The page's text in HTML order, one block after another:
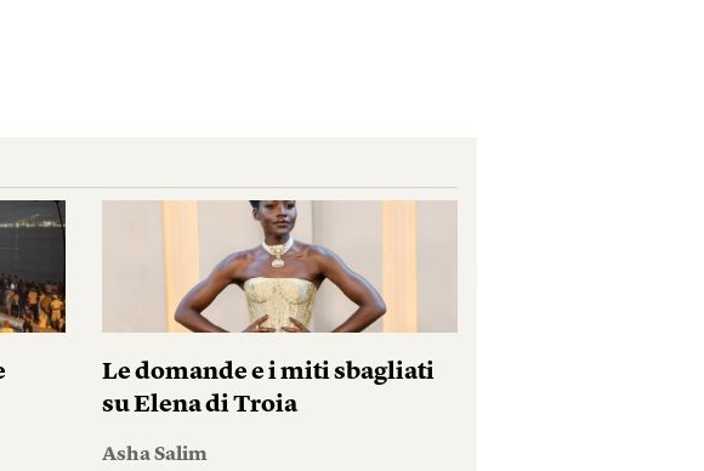
Le domande e i miti sbagliati
su Elena di Troia
Asha Salim